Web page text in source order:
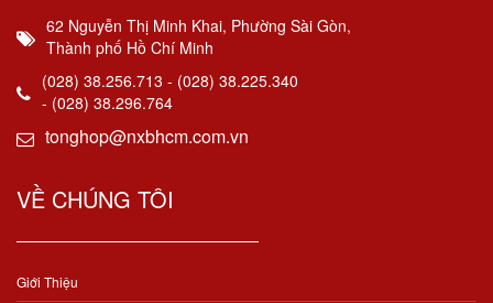
62 Nguyễn Thị Minh Khai, Phường Sài Gòn,
Thành phố Hồ Chí Minh
(028) 38.256.713 - (028) 38.225.340
- (028) 38.296.764
tonghop@nxbhcm.com.vn
VỀ CHÚNG TÔI
Giới Thiệu